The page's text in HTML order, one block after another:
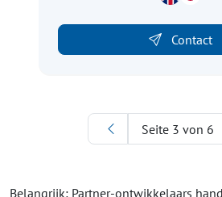
Contact
Belangrijk: Partner-ontwikkelaars